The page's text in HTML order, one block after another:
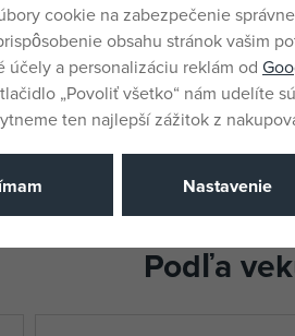
Podľa
cookie na zabezpečenie
obsahu stránok vašim
účely a personalizáciu reklám od
„Povoliť všetko“ nám udelíte
ten najlepší zážitok z
Nastavenie